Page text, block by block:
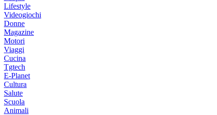
Lifestyle
Videogiochi
Donne
Magazine
Motori
Viaggi
Cucina
Tgtech
E-Planet
Cultura
Salute
Scuola
Animali